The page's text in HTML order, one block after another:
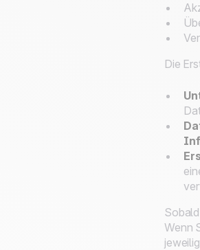
Die
Wenn